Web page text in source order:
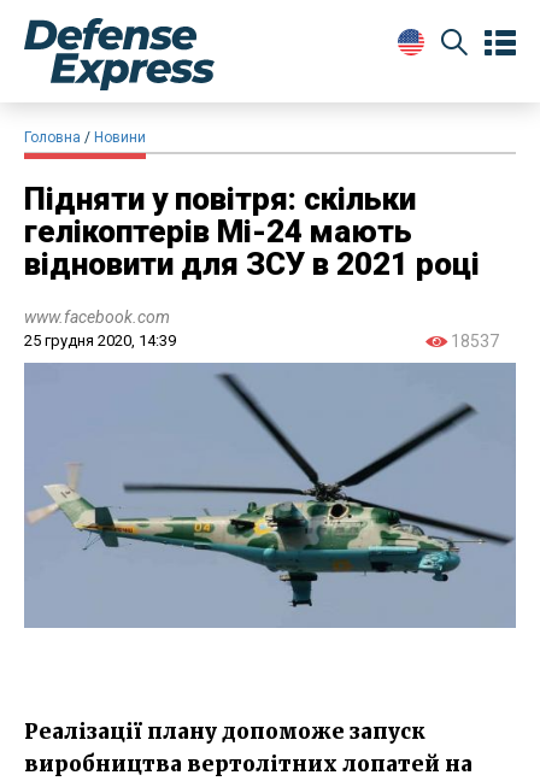
Головна Новини
Підняти у повітря: скільки
гелікоптерів Мі-24 мають
відновити для ЗСУ в 2021 році
www.facebook.com
25 грудня 2020, 14:39 18537
Реалізації плану допоможе запуск
виробництва вертолітних лопатей на